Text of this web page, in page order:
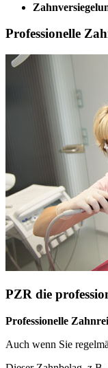
Professionelle
PZR die
Professionelle
Auch wenn Sie